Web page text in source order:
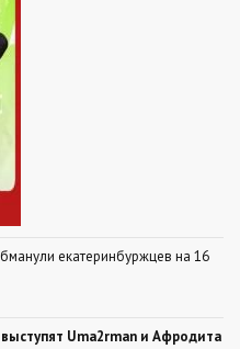
екатеринбуржцев на 16
Uma2rman и Афродита